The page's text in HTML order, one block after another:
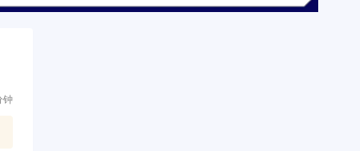
钟